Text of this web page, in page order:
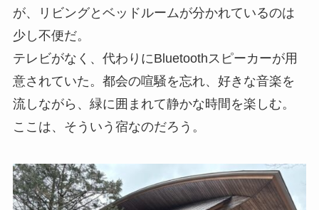
テレビがなく、代わりにBluetoothスピーカーが
用意されていた。都会の喧騒を忘れ、好きな音楽
を流しながら、緑に囲まれて静かな時間を楽し
む。ここは、そういう宿なのだろう。